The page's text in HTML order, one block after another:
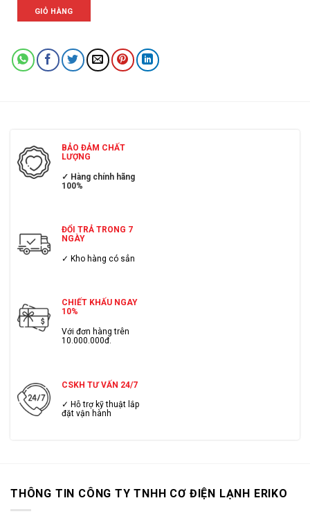
GIỎ HÀNG
BẢO ĐẢM CHẤT
LƯỢNG
✓ Hàng chính hãng
100%
ĐỔI TRẢ TRONG 7
NGÀY
✓ Kho hàng có sẳn
CHIẾT KHẤU NGAY
10%
Với đơn hàng trên
10.000.000đ.
CSKH TƯ VẤN 24/7
✓ Hỗ trợ kỹ thuật lắp
đặt vận hành
THÔNG TIN CÔNG TY TNHH CƠ ĐIỆN LẠNH ERIKO